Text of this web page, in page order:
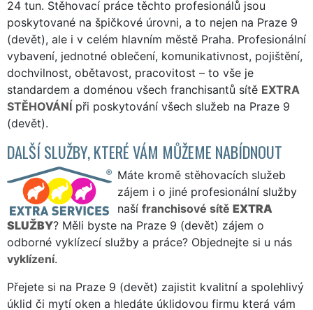
24 tun. Stěhovací práce těchto profesionálů jsou
poskytované na špičkové úrovni, a to nejen na Praze 9
(devět), ale i v celém hlavním městě Praha. Profesionální
vybavení, jednotné oblečení, komunikativnost, pojištění,
dochvilnost, obětavost, pracovitost – to vše je
standardem a doménou všech franchisantů sítě EXTRA
STĚHOVÁNÍ při poskytování všech služeb na Praze 9
(devět).
DALŠÍ SLUŽBY, KTERÉ VÁM MŮŽEME NABÍDNOUT
Máte kromě stěhovacích služeb
zájem i o jiné profesionální služby
naší franchisové sítě EXTRA
SLUŽBY? Měli byste na Praze 9 (devět) zájem o
odborné vyklízecí služby a práce? Objednejte si u nás
vyklízení.
Přejete si na Praze 9 (devět) zajistit kvalitní a spolehlivý
úklid či mytí oken a hledáte úklidovou firmu která vám